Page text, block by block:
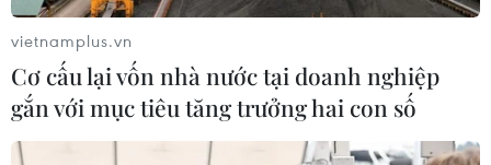
vietnamplus.vn
Cơ cấu lại vốn nhà nước tại doanh nghiệp
gắn với mục tiêu tăng trưởng hai con số